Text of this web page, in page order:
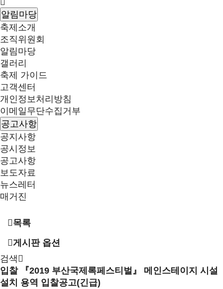
알림마당
축제소개
조직위원회
알림마당
갤러리
축제 가이드
고객센터
개인정보처리방침
이메일무단수집거부
공고사항
공지사항
공시정보
공고사항
보도자료
뉴스레터
매거진
목록
게시판 옵션
검색
입찰
『2019 부산국제록페스티벌』 메인스테이지 시설
설치 용역 입찰공고(긴급)